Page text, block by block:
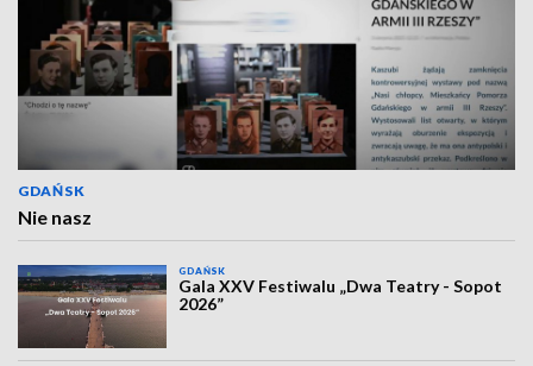
GDAŃSK
Nie nasz
GDAŃSK
Gala XXV Festiwalu „Dwa Teatry - Sopot
2026”